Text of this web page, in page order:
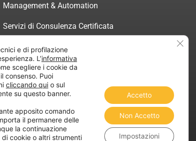
Management & Automation
Servizi di Consulenza Certificata
e di profilazione
L’informativa
scegliere i cookie da
consenso. Puoi
cliccando qui o sul
su questo banner.
apposito comando
il permanere delle
la continuazione
cookie o altri strumenti
Accetto
Non Accetto
Impostazioni